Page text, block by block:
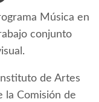
Música en
conjunto
de Artes
la Comisión de